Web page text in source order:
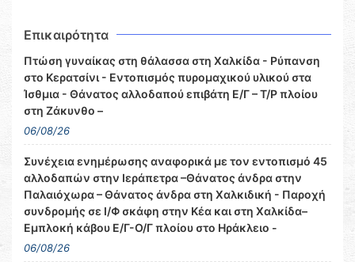
Επικαιρότητα
Πτώση γυναίκας στη θάλασσα στη Χαλκίδα - Ρύπανση
στο Κερατσίνι - Εντοπισμός πυρομαχικού υλικού στα
Ίσθμια - Θάνατος αλλοδαπού επιβάτη Ε/Γ – Τ/Ρ πλοίου
στη Ζάκυνθο –
06/08/26
Συνέχεια ενημέρωσης αναφορικά με τον εντοπισμό 45
αλλοδαπών στην Ιεράπετρα –Θάνατος άνδρα στην
Παλαιόχωρα – Θάνατος άνδρα στη Χαλκιδική - Παροχή
συνδρομής σε Ι/Φ σκάφη στην Κέα και στη Χαλκίδα–
Εμπλοκή κάβου Ε/Γ-Ο/Γ πλοίου στο Ηράκλειο -
06/08/26